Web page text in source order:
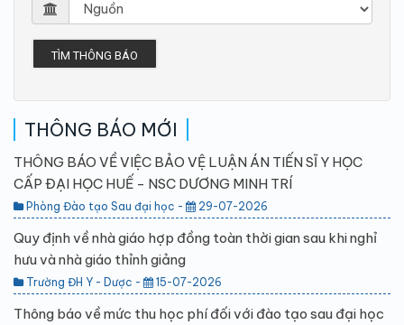
TÌM THÔNG BÁO
THÔNG BÁO MỚI
THÔNG BÁO VỀ VIỆC BẢO VỆ LUẬN ÁN TIẾN SĨ Y HỌC
CẤP ĐẠI HỌC HUẾ - NSC DƯƠNG MINH TRÍ
Phòng Đào tạo Sau đại học - 29-07-2026
Quy định về nhà giáo hợp đồng toàn thời gian sau khi nghỉ
hưu và nhà giáo thỉnh giảng
Trường ĐH Y - Dược - 15-07-2026
Thông báo về mức thu học phí đối với đào tạo sau đại học